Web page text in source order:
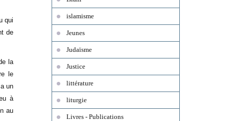
qui
de
la
le
un
à
au
islamisme
Jeunes
Judaïsme
Justice
littérature
liturgie
Livres - Publications